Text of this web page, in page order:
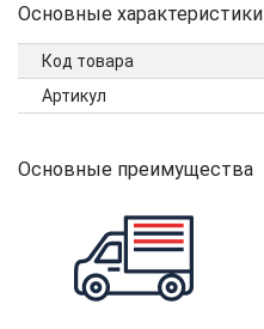
Основные характеристики
Код товара
Артикул
Основные преимущества